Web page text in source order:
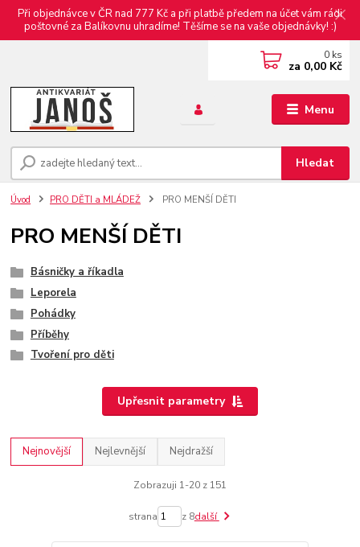
Při objednávce v ČR nad 777 Kč a při platbě předem na účet vám rádi
poštovné za Balíkovnu uhradíme! Těšíme se na vaše objednávky! :)
Menu
Hledat
0 ks
za 0,00 Kč
Úvod PRO DĚTI a MLÁDEŽ PRO MENŠÍ DĚTI
PRO MENŠÍ DĚTI
Básničky a říkadla
Leporela
Pohádky
Příběhy
Tvoření pro děti
Upřesnit parametry
Nejnovější Nejlevnější Nejdražší
Zobrazuji 1-20 z 151
strana z 8další